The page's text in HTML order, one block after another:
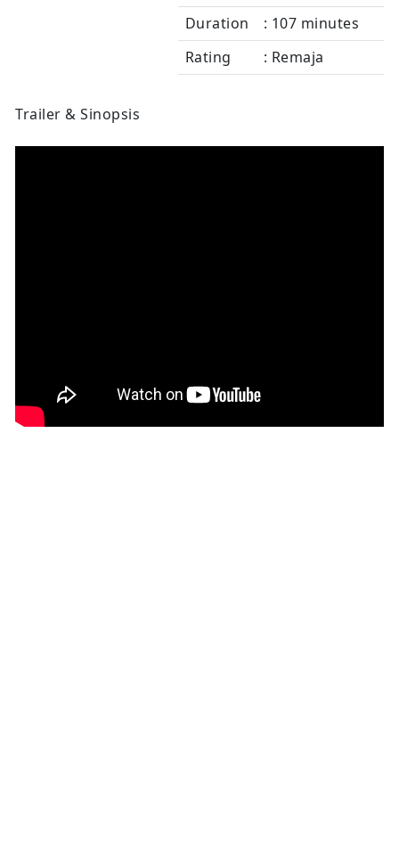
Duration
: 107 minutes
Rating
: Remaja
Trailer & Sinopsis